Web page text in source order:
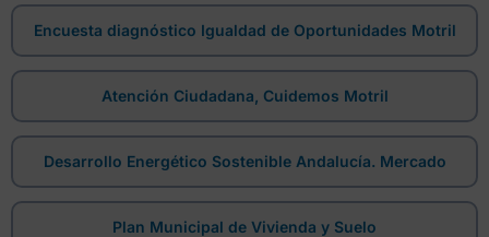
Encuesta diagnóstico Igualdad de Oportunidades Motril
Atención Ciudadana, Cuidemos Motril
Desarrollo Energético Sostenible Andalucía. Mercado
Plan Municipal de Vivienda y Suelo